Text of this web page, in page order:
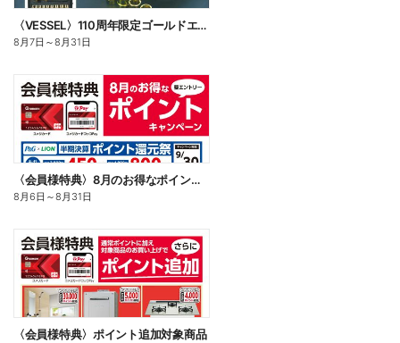
〈VESSEL〉110周年限定ゴールドエディション 電動スリムラチェット
8月7日 ～8月31日
〈会員様特典〉8月のお得なポイントキャンペーン
8月6日 ～8月31日
〈会員様特典〉ポイント追加対象商品